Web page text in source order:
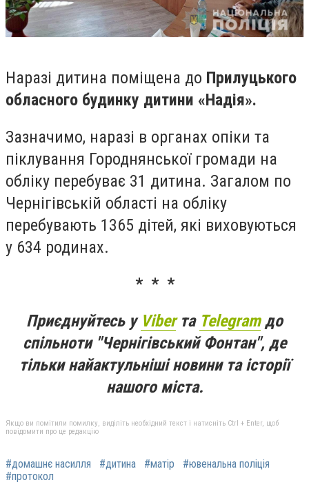
Наразі дитина поміщена до Прилуцького
обласного будинку дитини «Надія».
Зазначимо, наразі в органах опіки та
піклування Городнянської громади на
обліку перебуває 31 дитина. Загалом по
Чернігівській області на обліку
перебувають 1365 дітей, які виховуються
у 634 родинах.
* * *
Приєднуйтесь у Viberта Telegramдо
спільноти "Чернігівський Фонтан", де
тільки найактульніші новини та історії
нашого міста.
Якщо ви помітили помилку, виділіть необхідний текст і натисніть Ctrl + Enter, щоб
повідомити про це редакцію
#домашнє насилля #дитина #матір
#ювенальна поліція
#протокол